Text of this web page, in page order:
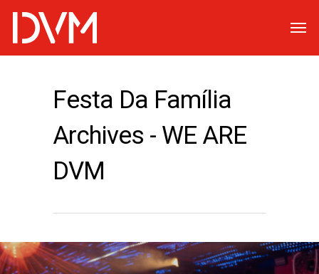
Festa Da Família
Archives - WE ARE
DVM